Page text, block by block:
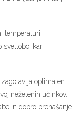
temperaturi,
svetlobo, kar
optimalen
neželenih učinkov.
in dobro prenašanje